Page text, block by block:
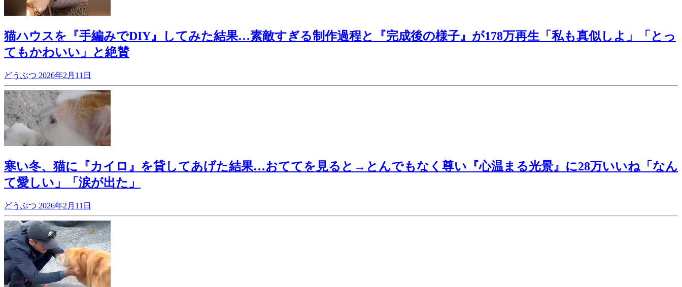
猫ハウスを『手編みでDIY』してみた結果…素敵すぎる制作過程と『完成後の様子』が178万再生「私も真似しよ」「とっ
てもかわいい」と絶賛
どうぶつ 2026年2月11日
寒い冬、猫に『カイロ』を貸してあげた結果…おててを見ると→とんでもなく尊い『心温まる光景』に28万いいね「なん
て愛しい」「涙が出た」
どうぶつ 2026年2月11日